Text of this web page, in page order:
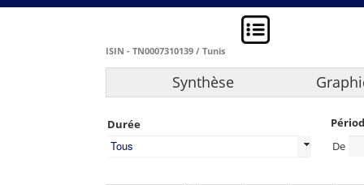
ISIN - TN0007310139 / Tunis
Synthèse
Durée
Tous
De